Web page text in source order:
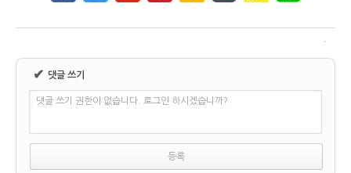
✔ 댓글 쓰기
댓글 쓰기 권한이 없습니다. 로그인 하시겠습니까?